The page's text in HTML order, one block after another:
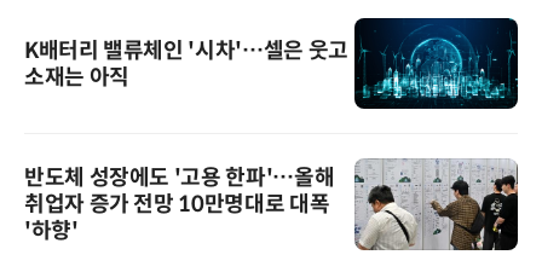
K배터리 밸류체인 '시차'…셀은 웃고
소재는 아직
반도체 성장에도 '고용 한파'…올해
취업자 증가 전망 10만명대로 대폭
'하향'